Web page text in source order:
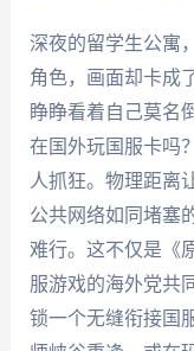
深夜的留学生公寓
角色，画面却卡成
睁睁看着自己莫名
在国外玩国服卡吗
人抓狂。物理距离
公共网络如同堵塞
难行。这不仅是《
服游戏的海外党共
锁一个无缝衔接国